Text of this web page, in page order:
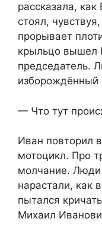
рассказала,
стоял,
прорывает
крыльцо вышел
председатель.
— Что тут
Иван повторил
мотоцикл. Про
молчание. Люди
нарастали, как
пытался
Михаил